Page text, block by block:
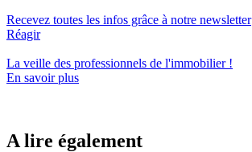
Recevez toutes les infos grâce à notre newsletter
Réagir
La veille des professionnels de l'immobilier!
En savoir plus
A lire également